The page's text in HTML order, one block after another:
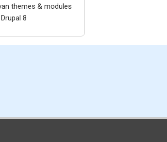
themes & modules
8